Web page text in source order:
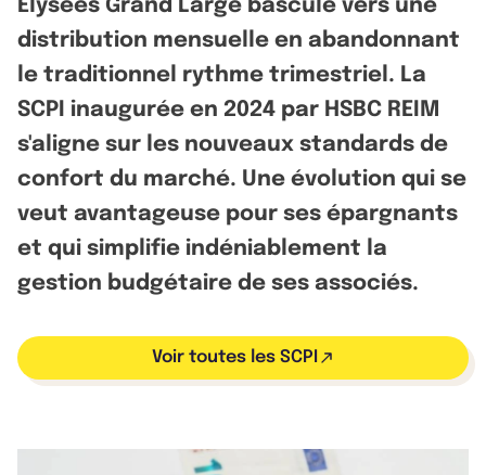
Elysées Grand Large bascule vers une
distribution mensuelle en abandonnant
le traditionnel rythme trimestriel. La
SCPI inaugurée en 2024 par HSBC REIM
s'aligne sur les nouveaux standards de
confort du marché. Une évolution qui se
veut avantageuse pour ses épargnants
et qui simplifie indéniablement la
gestion budgétaire de ses associés.
Voir toutes les SCPI